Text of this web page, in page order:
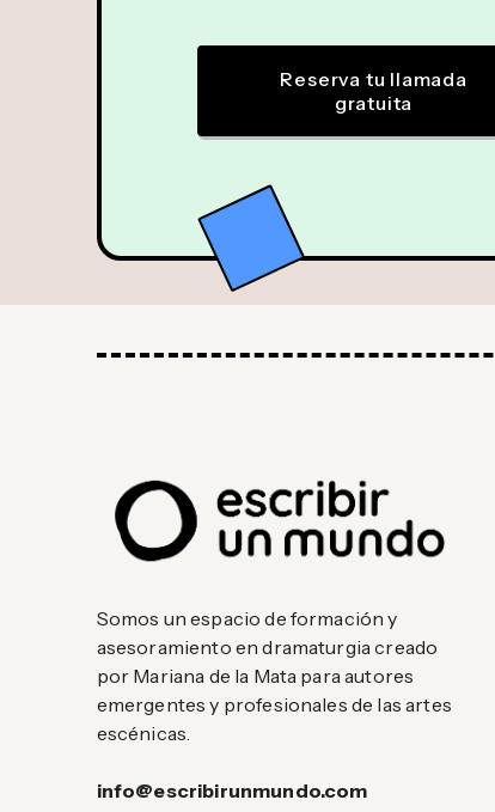
Reserva tu llamada
gratuita
Somos un espacio de formación y
asesoramiento en dramaturgia creado
por Mariana de la Mata para autores
emergentes y profesionales de las artes
escénicas.
info@escribirunmundo.com